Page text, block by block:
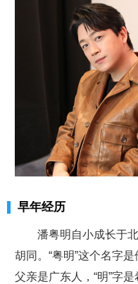
早年经历
潘粤明自小成长于
胡同。“粤明”这个名字
父亲是广东人，“明”字